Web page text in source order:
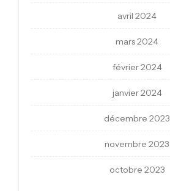
avril 2024
mars 2024
février 2024
janvier 2024
décembre 2023
novembre 2023
octobre 2023